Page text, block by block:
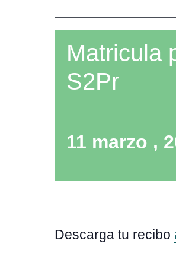
Matricula
S2Pr
11 marzo ,
Descarga tu recibo